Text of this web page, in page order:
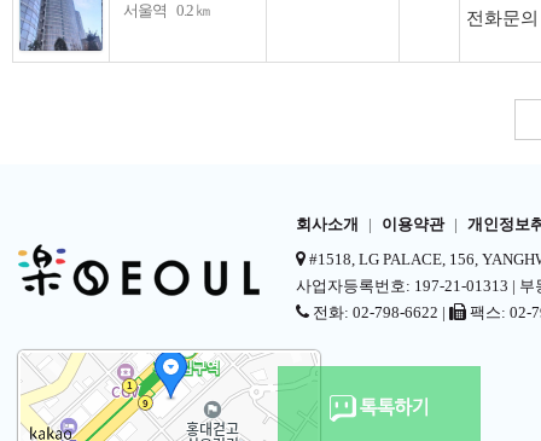
서울역 0.2 ㎞ 전화문의
회사소개 이용약관 개인정보
#1518, LG PALACE, 156,
사업자등록번호: 197-21-01313 |
전화: 02-798-6622 |
팩스: 02-